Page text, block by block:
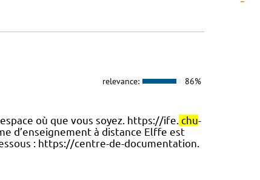
relevance: 86%
où que vous soyez. https://ife. chu-
d’enseignement à distance Elffe est
: https://centre-de-documentation.